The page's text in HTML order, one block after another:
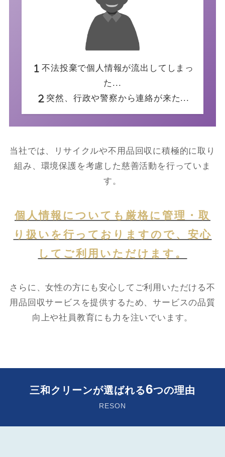
不法投棄で個人情報が流出してしまっ
た...
突然、行政や警察から連絡が来た...
当社では、リサイクルや不用品回収に積極的に取り
組み、環境保護を考慮した慈善活動を行っていま
す。
個人情報についても厳格に管理・取
り扱いを行っておりますので、安心
してご利用いただけます。
さらに、女性の方にも安心してご利用いただける不
用品回収サービスを提供するため、サービスの品質
向上や社員教育にも力を注いでいます。
三和クリーンが選ばれる6つの理由
RESON